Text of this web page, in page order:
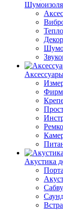
Акустика